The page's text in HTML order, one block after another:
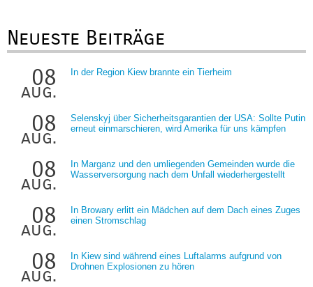
Neueste Beiträge
08
aug.
In der Region Kiew brannte ein Tierheim
08
aug.
Selenskyj über Sicherheitsgarantien der USA: Sollte Putin
erneut einmarschieren, wird Amerika für uns kämpfen
08
aug.
In Marganz und den umliegenden Gemeinden wurde die
Wasserversorgung nach dem Unfall wiederhergestellt
08
aug.
In Browary erlitt ein Mädchen auf dem Dach eines Zuges
einen Stromschlag
08
aug.
In Kiew sind während eines Luftalarms aufgrund von
Drohnen Explosionen zu hören